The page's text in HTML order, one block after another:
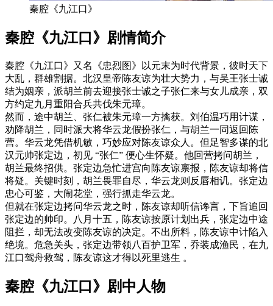
秦腔《九江口》
秦腔《九江口》剧情简介
秦腔《九江口》又名《忠烈图》以元末为时代背景，彼时天下
大乱，群雄割据。北汉皇帝陈友谅为壮大势力，与吴王张士诚
结为姻亲，派胡兰前去迎接张士诚之子张仁来与女儿成亲，双
方约定九月重阳合兵共伐朱元璋。
然而，途中胡兰、张仁被朱元璋一方擒获。刘伯温巧用计谋，
劝降胡兰，同时派大将华云龙假扮张仁，与胡兰一同返回陈
营。华云龙凭借机敏，巧妙应对陈友谅众人。但足智多谋的北
汉元帅张定边，初见 “张仁” 便心生怀疑。他回营拷问胡兰，
胡兰最终招供。张定边急忙进宫向陈友谅禀报，陈友谅却将信
将疑。关键时刻，胡兰畏罪自尽，华云龙则反唇相讥。张定边
忠心可鉴，大闹花堂，强行抓走华云龙。
但就在张定边拷问华云龙之时，陈友谅却听信谗言，下旨追回
张定边的帅印。八月十五，陈友谅按原计划出兵，张定边中途
阻拦，却无法改变陈友谅的决定。不出所料，陈友谅中计陷入
绝境。危急关头，张定边带领八百护卫军，乔装成渔民，在九
江口驾舟救驾，陈友谅这才得以死里逃生 。
秦腔《九江口》剧中人物